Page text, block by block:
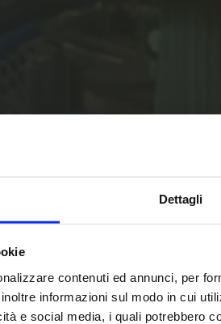
Dettagli
contenuti ed annunci, per
informazioni sul modo in cui
e social media, i quali potrebbero